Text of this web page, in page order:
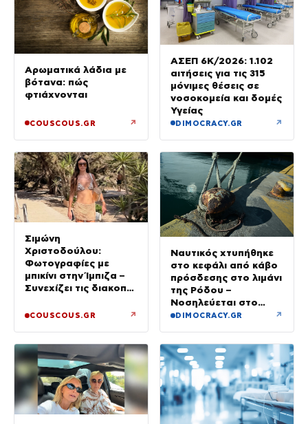
Αρωματικά λάδια με
βότανα: πώς
φτιάχνονται
COUSCOUS.GR ↗
ΑΣΕΠ 6Κ/2026: 1.102
αιτήσεις για τις 315
μόνιμες θέσεις σε
νοσοκομεία και δομές
Υγείας
DIMOCRACY.GR ↗
Σιμώνη
Χριστοδούλου:
Φωτογραφίες με
μπικίνι στην Ίμπιζα –
Συνεχίζει τις διακοπές
της, Αντρέα Γεωργίου
COUSCOUS.GR ↗
Ναυτικός χτυπήθηκε
στο κεφάλι από κάβο
πρόσδεσης στο λιμάνι
της Ρόδου –
Νοσηλεύεται στο
νοσοκομείο
DIMOCRACY.GR ↗